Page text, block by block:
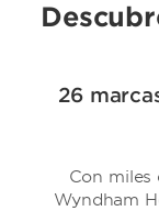
26
Con miles
Wyndham